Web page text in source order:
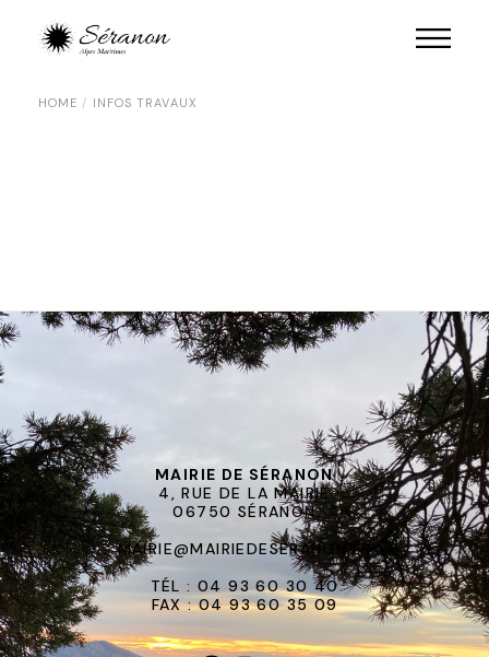
HOME INFOS TRAVAUX
MAIRIE DE SÉRANON
4, RUE DE LA MAIRIE
06750 SÉRANON
MAIRIE@MAIRIEDESERANON.FR
TÉL : 04 93 60 30 40
FAX : 04 93 60 35 09